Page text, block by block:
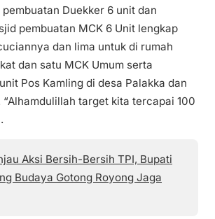
Duekker 6 unit dan
pembuatan MCK 6 Unit lengkap
dan lima untuk di rumah
dan satu MCK Umum serta
Pos Kamling di desa Palakka dan
“Alhamdulillah target kita tercapai 100
Aksi Bersih-Bersih TPI, Bupati
Budaya Gotong Royong Jaga